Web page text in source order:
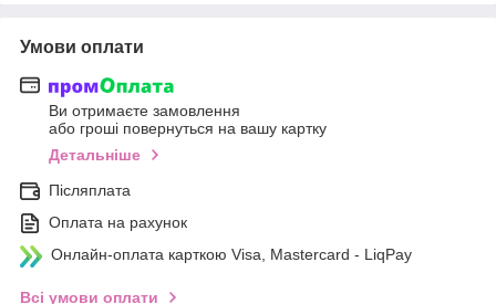
Умови оплати
Ви отримаєте замовлення
або гроші повернуться на вашу картку
Детальніше
Післяплата
Оплата на рахунок
Онлайн-оплата карткою Visa, Mastercard - LiqPay
Всі умови оплати